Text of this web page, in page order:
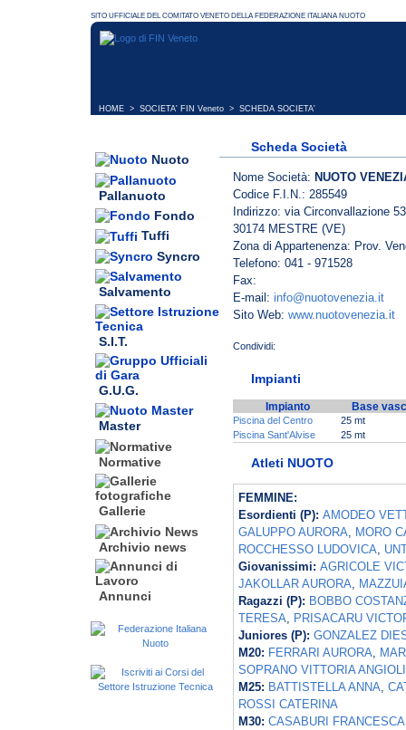
HOME > SOCIETA' FIN Veneto > SCHEDA SOCIETA'
Nuoto
Pallanuoto
Fondo
Tuffi
Syncro
Salvamento
S.I.T.
G.U.G.
Master
Normative
Gallerie
Archivio news
Annunci
Scheda Società
Nome Società: NUOTO
Codice F.I.N.: 285549
Indirizzo: via Circonvallazione 53
30174 MESTRE (VE)
Zona di Appartenenza: Prov.
Telefono: 041 - 971528
Fax:
E-mail: info@nuotovenezia.it
Sito Web: www.nuotovenezia.it
Impianti
Impianto Base
Piscina del Centro
25 mt
Piscina Sant'Alvise
25 mt
Atleti NUOTO
FEMMINE:
Esordienti (P): AMODEO
GALUPPO AURORA, MORO
ROCCHESSO LUDOVICA,
Giovanissimi: AGRICOLE
JAKOLLAR AURORA,
Ragazzi (P): BOBBO
TERESA, PRISACARU
Juniores (P): GONZALEZ
M20: FERRARI AURORA,
SOPRANO VITTORIA
M25: BATTISTELLA ANNA,
ROSSI CATERINA
M30: CASABURI FRANCESCA